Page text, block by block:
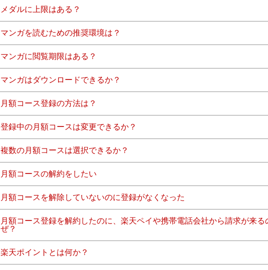
メダルに上限はある？
マンガを読むための推奨環境は？
マンガに閲覧期限はある？
マンガはダウンロードできるか？
月額コース登録の方法は？
登録中の月額コースは変更できるか？
複数の月額コースは選択できるか？
月額コースの解約をしたい
月額コースを解除していないのに登録がなくなった
月額コース登録を解約したのに、楽天ペイや携帯電話会社から請求が来る
ぜ？
楽天ポイントとは何か？